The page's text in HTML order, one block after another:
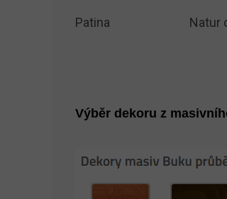
Patina Natur
Výběr dekoru z